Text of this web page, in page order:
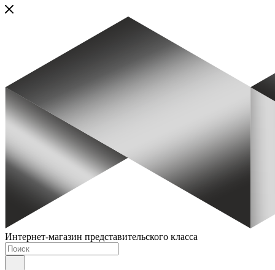
Интернет-магазин представительского класса